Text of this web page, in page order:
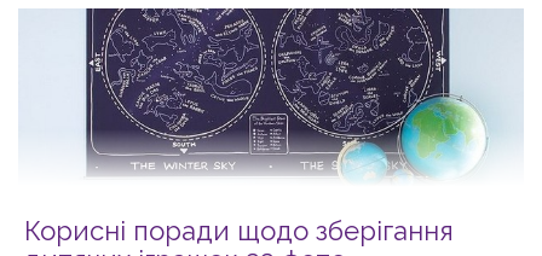
Корисні поради щодо зберігання